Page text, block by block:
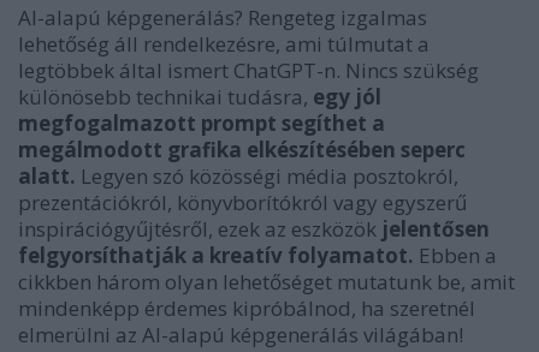
AI-alapú képgenerálás? Rengeteg izgalmas
lehetőség áll rendelkezésre, ami túlmutat a
legtöbbek által ismert ChatGPT-n. Nincs szükség
különösebb technikai tudásra, egy jól
megfogalmazott prompt segíthet a
megálmodott grafika elkészítésében seperc
alatt. Legyen szó közösségi média posztokról,
prezentációkról, könyvborítókról vagy egyszerű
inspirációgyűjtésről, ezek az eszközök jelentősen
felgyorsíthatják a kreatív folyamatot. Ebben a
cikkben három olyan lehetőséget mutatunk be, amit
mindenképp érdemes kipróbálnod, ha szeretnél
elmerülni az AI-alapú képgenerálás világában!